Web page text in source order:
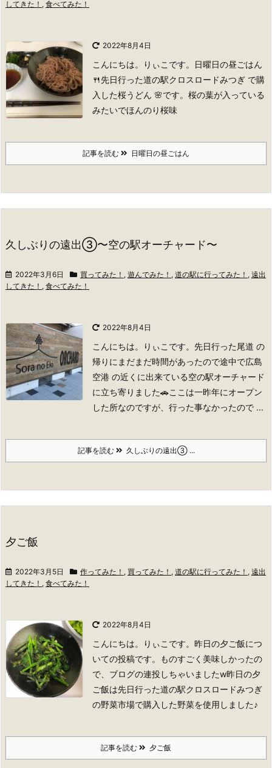
してきた！ , 食べてみた！
2022年8月4日
こんにちは。りぃこです。
日曜日の昼ごはん
🍴先日行った道の駅クロスロードみつぎ で購
入した桜うどん 🌸です。桜の葉が入っている
みたいでほんのり桜味
記事を読む 日曜日の昼ごはん
久しぶりの遠出③〜空の駅オーチャード〜
2022年3月6日 買ってみた！ , 遊んでみた！ , 道の駅に行ってみた！ , 遠出
してきた！ , 食べてみた！
2022年8月4日
こんにちは。りぃこです。 先日行った尾道 の
帰りにまだまだ時間があったので途中で広島
空港 の近くに出来ている空の駅オーチャード
に立ち寄りました🚗ここは一昨年にオープン
した所なのですが、行った事なかったので ...
記事を読む 久しぶりの遠出③ ...
夕ご飯
2022年3月5日 作ってみた！ , 買ってみた！ , 道の駅に行ってみた！ , 遠出
してきた！ , 食べてみた！
2022年8月4日
こんにちは。りぃこです。 昨日の夕ご飯につ
いての投稿です。ものすごく美味しかったの
で、ブログの連投しちゃいましたw昨日の夕
ご飯は先日行った道の駅クロスロードみつぎ
の野菜市場で購入した野菜を使用しました♪
記事を読む 夕ご飯